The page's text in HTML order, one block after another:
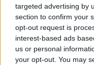
targeted advertising by
section to confirm your
opt-out request is
interest-based ads
us or personal
your opt-out. You may